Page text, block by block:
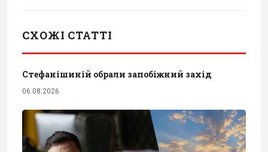
СХОЖІ СТАТТІ
Стефанішиній обрали запобіжний захід
06.08.2026